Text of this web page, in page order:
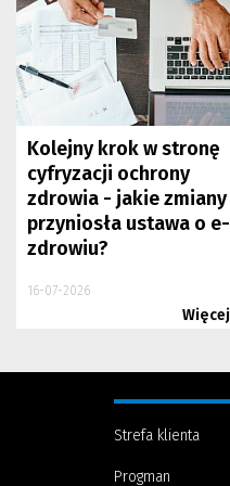
Kolejny krok w stronę
cyfryzacji ochrony
zdrowia - jakie zmiany
przyniosła ustawa o e-
zdrowiu?
16-07-2026
Więcej
Strefa klienta
Progman